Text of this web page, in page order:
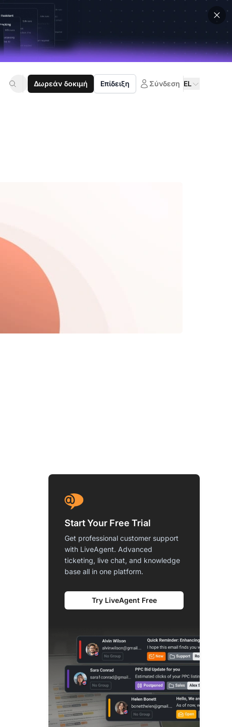
Δωρεάν δοκιμή Επίδειξη Σύνδεση EL
Start Your Free Trial
Get professional customer support
with LiveAgent. Advanced
ticketing, live chat, and knowledge
base all in one platform.
Try LiveAgent Free